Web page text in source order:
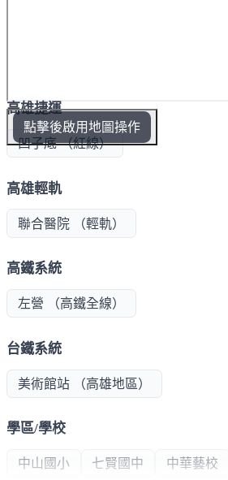
點擊後啟用地圖操作
高雄捷運
凹子底 （紅線）
高雄輕軌
聯合醫院 （輕軌）
高鐵系統
左營 （高鐵全線）
台鐵系統
美術館站 （高雄地區）
學區/學校
中山國小 七賢國中 中華藝校